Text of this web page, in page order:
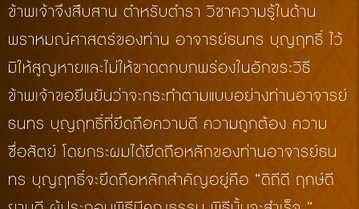
ข้าพเจ้าจึงสืบสาน ตำหรับตำรา วิชาความรู้ในด้าน
พราหมณ์ศาสตร์ของท่าน อาจารย์ธนทร บุญฤทธิ์ ไว้
มิให้สูญหายและไม่ให้ขาดตกบกพร่องในอักขระวิธี
ข้าพเจ้าขอยืนยันว่าจะกระทำตามแบบอย่างท่านอาจารย์
ธนทร บุญฤทธิ์ที่ยึดถือความดี ความถูกต้อง ความ
ซื่อสัตย์ โดยกระผมได้ยึดถือหลักของท่านอาจารย์ธน
ทร บุญฤทธิ์จะยึดถือหลักสำคัญอยู่คือ “ดิถีดี ฤกษ์ดี